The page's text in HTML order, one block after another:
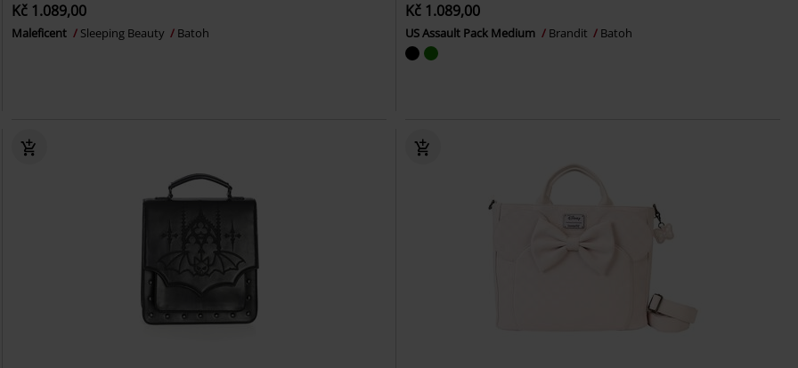
Kč 1.089,00
Maleficent Sleeping Beauty Batoh
Kč 1.089,00
US Assault Pack Medium Brandit Batoh